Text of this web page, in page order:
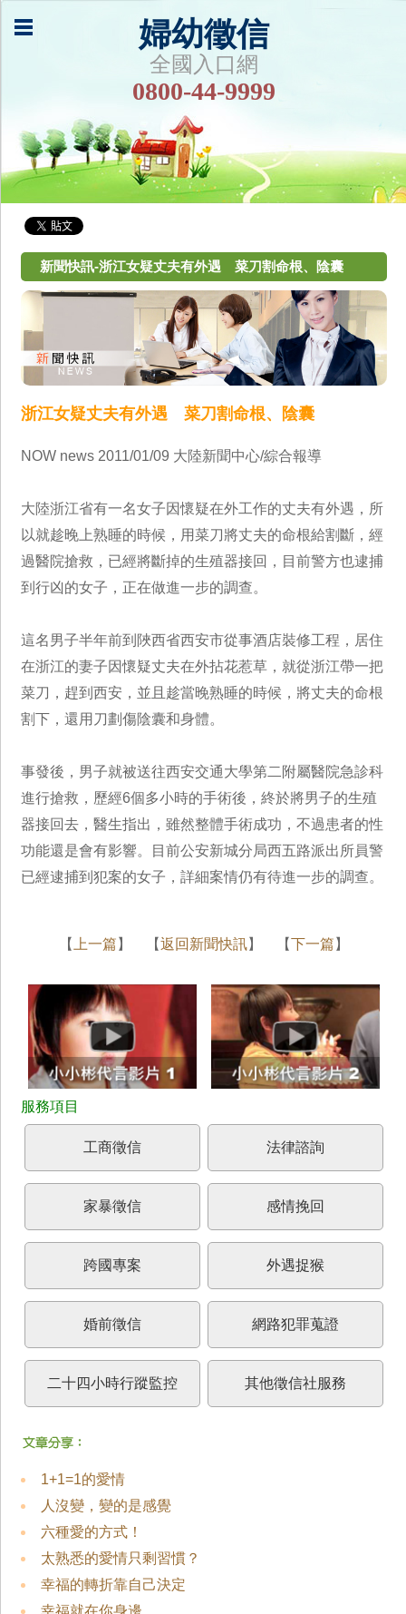
婦幼徵信
全國入口網
0800-44-9999
新聞快訊-浙江女疑丈夫有外遇 菜刀割命根、陰囊
浙江女疑丈夫有外遇 菜刀割命根、陰囊
NOW news 2011/01/09 大陸新聞中心/綜合報導
大陸浙江省有一名女子因懷疑在外工作的丈夫有外遇，所
以就趁晚上熟睡的時候，用菜刀將丈夫的命根給割斷，經
過醫院搶救，已經將斷掉的生殖器接回，目前警方也逮捕
到行凶的女子，正在做進一步的調查。
這名男子半年前到陜西省西安市從事酒店裝修工程，居住
在浙江的妻子因懷疑丈夫在外拈花惹草，就從浙江帶一把
菜刀，趕到西安，並且趁當晚熟睡的時候，將丈夫的命根
割下，還用刀劃傷陰囊和身體。
事發後，男子就被送往西安交通大學第二附屬醫院急診科
進行搶救，歷經6個多小時的手術後，終於將男子的生殖
器接回去，醫生指出，雖然整體手術成功，不過患者的性
功能還是會有影響。目前公安新城分局西五路派出所員警
已經逮捕到犯案的女子，詳細案情仍有待進一步的調查。
【 上一篇 】 【返回新聞快訊】 【下一篇 】
工商徵信 法律諮詢
家暴徵信 感情挽回
跨國專案 外遇捉猴
婚前徵信 網路犯罪蒐證
二十四小時行蹤監控 其他徵信社服務
1+1=1的愛情
人沒變，變的是感覺
六種愛的方式！
太熟悉的愛情只剩習慣？
幸福的轉折靠自己決定